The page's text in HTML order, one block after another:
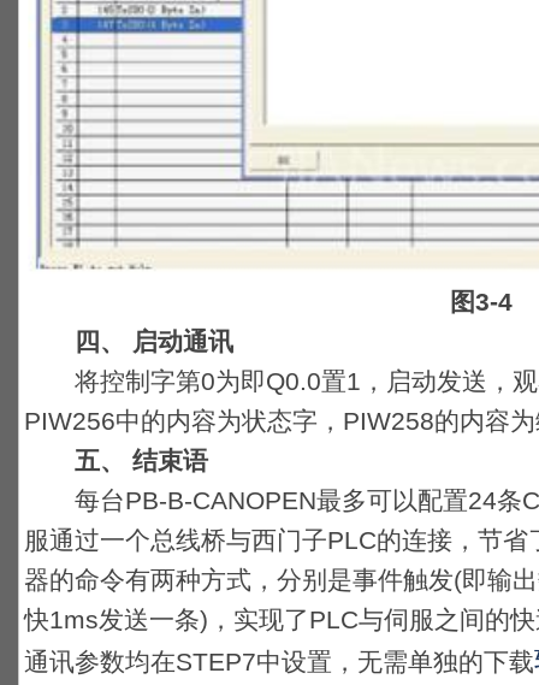
图3-4
四、 启动通讯
将控制字第0为即Q0.0置1，启动发送，观
PIW256中的内容为状态字，PIW258的内容
五、 结束语
每台PB-B-CANOPEN最多可以配置24条
服通过一个总线桥与西门子PLC的连接，节
器的命令有两种方式，分别是事件触发(即输
快1ms发送一条)，实现了PLC与伺服之间的
通讯参数均在STEP7中设置，无需单独的下载